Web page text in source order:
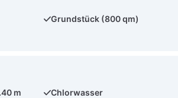
Grundstück (800 qm)
m
Chlorwasser